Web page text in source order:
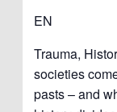
EN
Trauma,
societies
pasts – and